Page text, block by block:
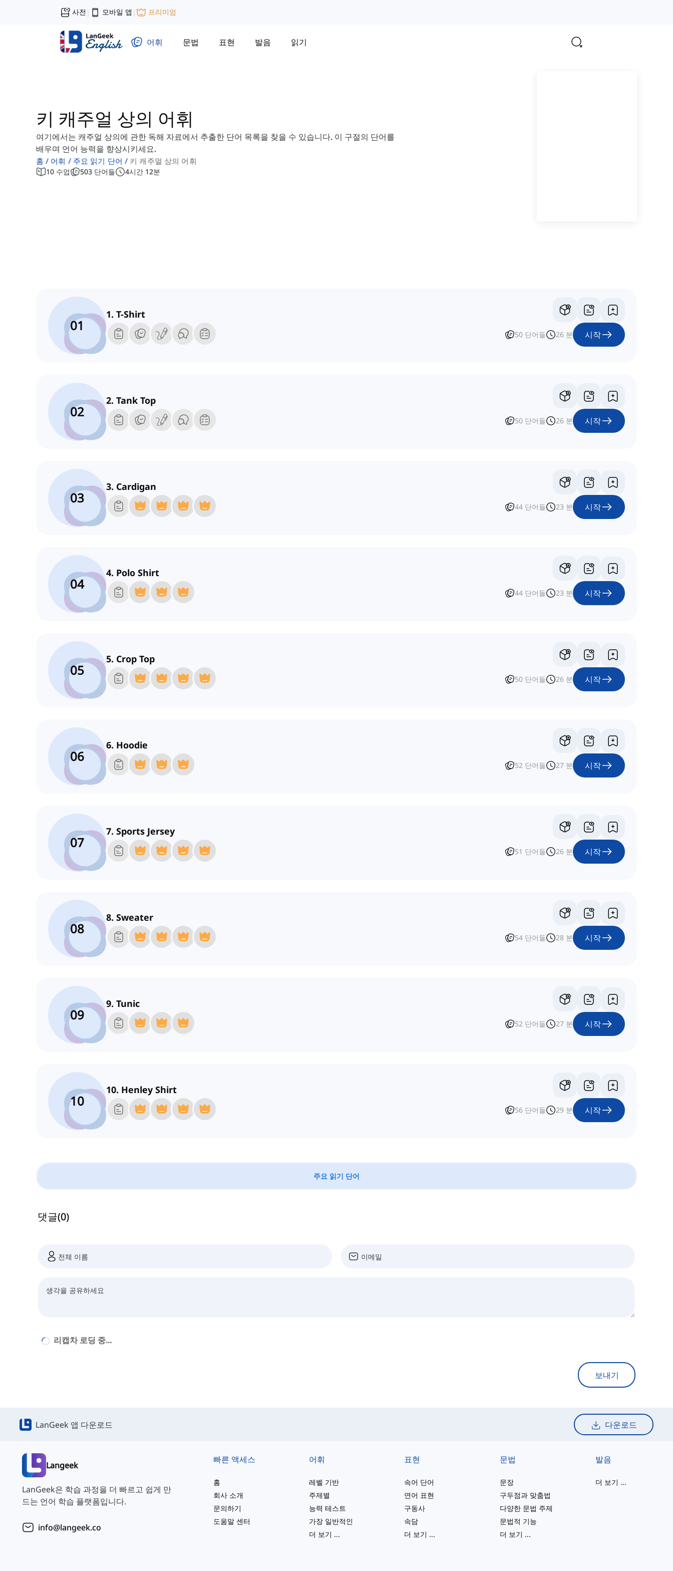
사전 | 모바일 앱 | 프리미엄
어휘 문법 표현 발음 읽기
키 캐주얼 상의 어휘
여기에서는 캐주얼 상의에 관한 독해 자료에서 추출한 단어 목록을 찾을 수 있습니다. 이 구절의 단어를
배우며 언어 능력을 향상시키세요.
홈 어휘 주요 읽기 단어 키 캐주얼 상의 어휘
10 수업 503 단어들 4시간 12분
01
1. T-Shirt
50 단어들 26 분 시작
02
2. Tank Top
50 단어들 26 분 시작
03
3. Cardigan
44 단어들 23 분 시작
04
4. Polo Shirt
44 단어들 23 분 시작
05
5. Crop Top
50 단어들 26 분 시작
06
6. Hoodie
52 단어들 27 분 시작
07
7. Sports Jersey
51 단어들 26 분 시작
08
8. Sweater
54 단어들 28 분 시작
09
9. Tunic
52 단어들 27 분 시작
10
10. Henley Shirt
56 단어들 29 분 시작
주요 읽기 단어
댓글(0)
리캡차 로딩 중...
보내기
LanGeek 앱 다운로드 다운로드
Langeek
LanGeek은 학습 과정을 더 빠르고 쉽게 만
드는 언어 학습 플랫폼입니다.
info@langeek.co
빠른 액세스
홈
회사 소개
문의하기
도움말 센터
어휘
레벨 기반
주제별
능력 테스트
가장 일반적인
더 보기 ...
표현
속어 단어
연어 표현
구동사
속담
더 보기 ...
문법
문장
구두점과 맞춤법
다양한 문법 주제
문법적 기능
더 보기 ...
발음
더 보기 ...